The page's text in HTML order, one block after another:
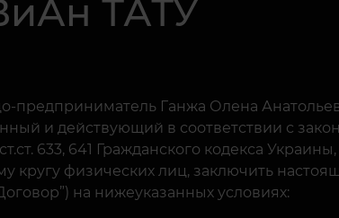
ТАТУ
предприниматель Ганжа Олена
и действующий в соответствии с
633, 641 Гражданского кодекса
кругу физических лиц, заключить
на нижеуказанных условиях: